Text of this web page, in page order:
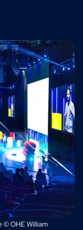
© OHE William